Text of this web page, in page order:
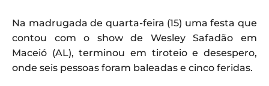
Na madrugada de quarta-feira (15) uma festa que
contou com o show de Wesley Safadão em
Maceió (AL), terminou em tiroteio e desespero,
onde seis pessoas foram baleadas e cinco feridas.